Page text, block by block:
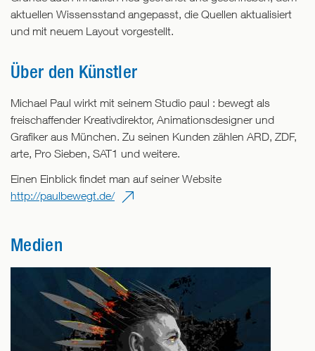
aktuellen Wissensstand angepasst, die Quellen aktualisiert
und mit neuem Layout vorgestellt.
Über den Künstler
Michael Paul wirkt mit seinem Studio paul : bewegt als
freischaffender Kreativdirektor, Animationsdesigner und
Grafiker aus München. Zu seinen Kunden zählen ARD, ZDF,
arte, Pro Sieben, SAT1 und weitere.
Einen Einblick findet man auf seiner Website
http://paulbewegt.de/
Medien